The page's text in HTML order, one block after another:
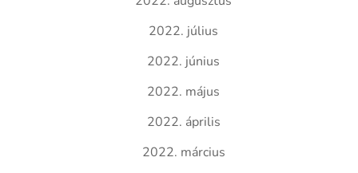
2022. július
2022. június
2022. május
2022. április
2022. március